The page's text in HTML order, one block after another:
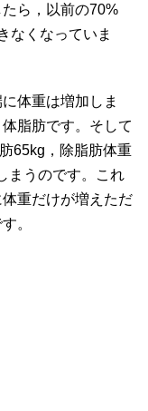
ら，以前の70%
なくなっていま
体重は増加しま
脂肪です。そして
65kg，除脂肪体重
まうのです。これ
重だけが増えただ
。